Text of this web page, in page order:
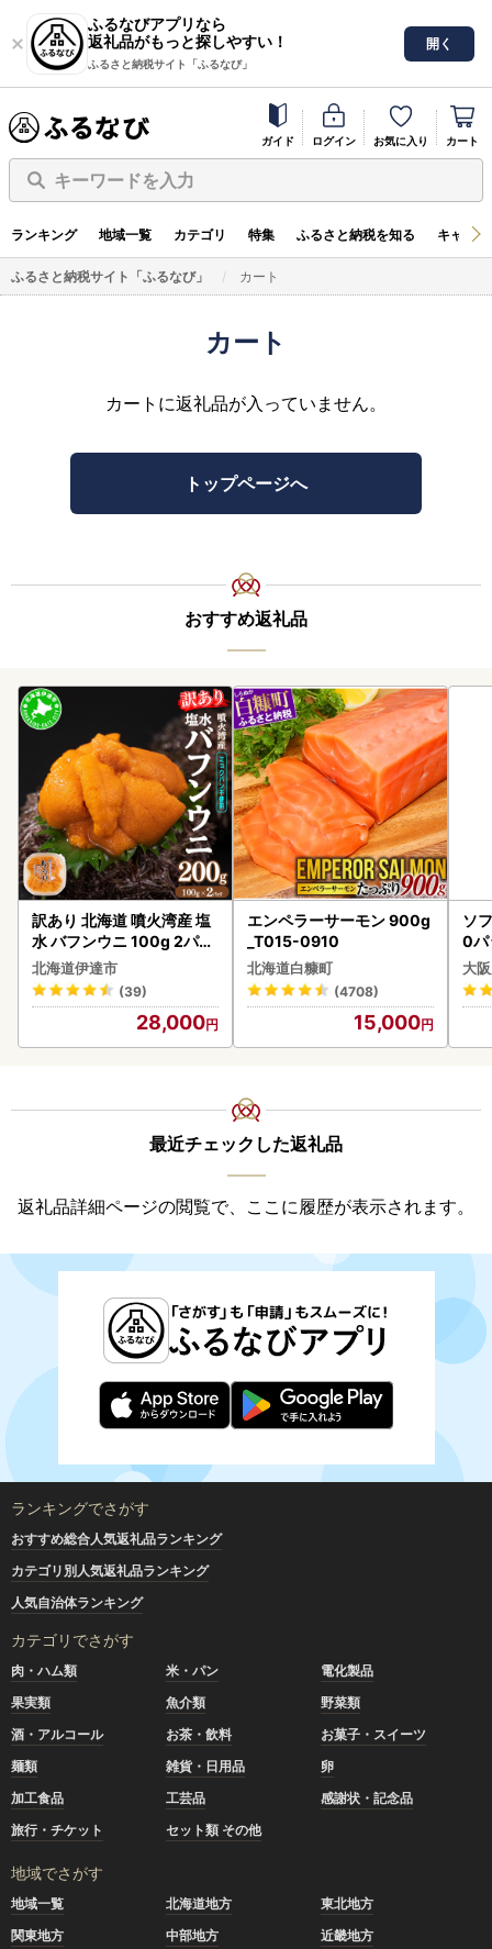
ふるなびアプリなら
返礼品がもっと探しやすい！
ふるさと納税サイト「ふるなび」
開く
ガイド ログイン お気に入り カート
キーワードを入力
ランキング 地域一覧 カテゴリ 特集 ふるさと納税を知る キャン
ふるさと納税サイト「ふるなび」 カート
カート
カートに返礼品が入っていません。
トップページへ
おすすめ返礼品
訳あり 北海道 噴火湾産 塩
水 バフンウニ 100g 2パッ
ク 計200g 《アフター保証
付き》うに ウニ 雲丹 海鮮
海の幸 魚介類 ウニ丼 お寿
司 濃厚 無添加 産地直送 お
取り寄せ 山村水産 送料無
北海道伊達市
(39)
28,000
エンペラーサーモン 900g
_T015-0910
北海道白糠町
(4708)
15,000
ソ
0
大
最近チェックした返礼品
返礼品詳細ページの閲覧で、ここに履歴が表示されます。
ランキングでさがす
おすすめ総合人気返礼品ランキング
カテゴリ別人気返礼品ランキング
人気自治体ランキング
カテゴリでさがす
肉・ハム類 米・パン
電化製品
果実類
魚介類
野菜類
酒・アルコール
お茶・飲料
お菓子・スイーツ
麺類
雑貨・日用品
卵
加工食品
工芸品
感謝状・記念品
旅行・チケット
セット類 その他
地域でさがす
地域一覧 北海道地方
東北地方
関東地方
中部地方
近畿地方